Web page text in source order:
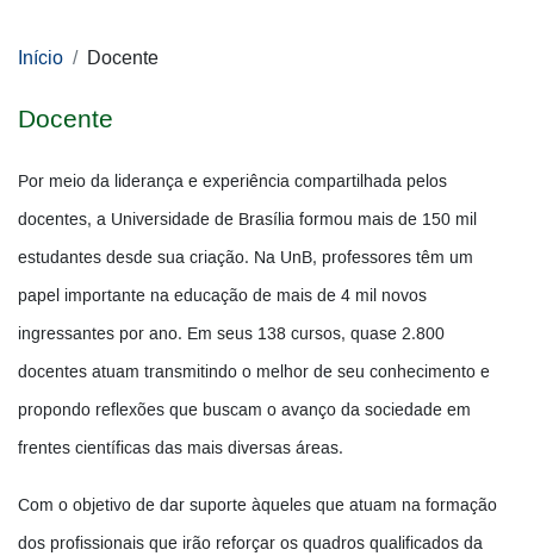
Início
Docente
Docente
Por meio da liderança e experiência compartilhada pelos
docentes, a Universidade de Brasília formou mais de 150 mil
estudantes desde sua criação. Na UnB, professores têm um
papel importante na educação de mais de 4 mil novos
ingressantes por ano. Em seus 138 cursos, quase 2.800
docentes atuam transmitindo o melhor de seu conhecimento e
propondo reflexões que buscam o avanço da sociedade em
frentes científicas das mais diversas áreas.
Com o objetivo de dar suporte àqueles que atuam na formação
dos profissionais que irão reforçar os quadros qualificados da